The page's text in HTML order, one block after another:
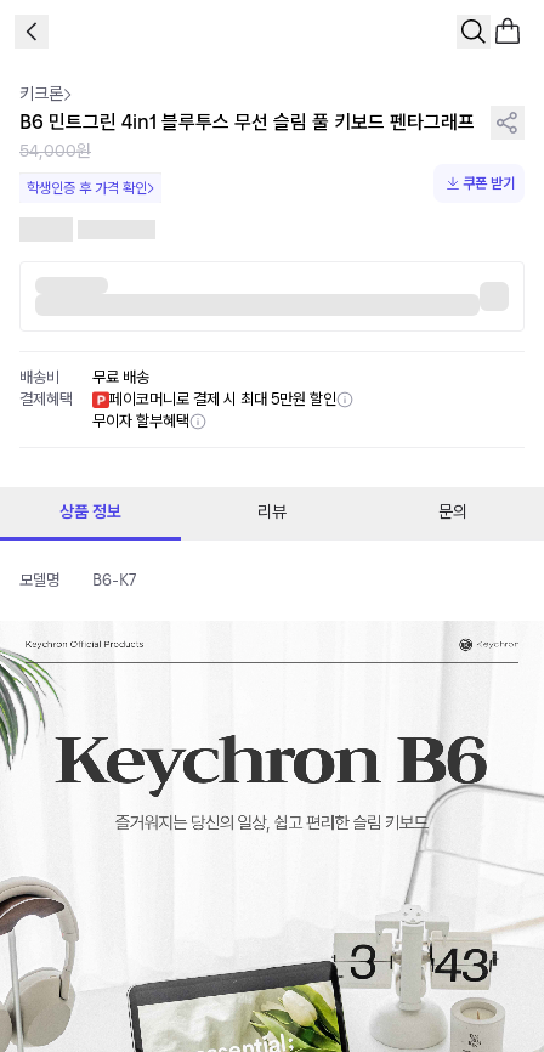
키크론
B6 민트그린 4in1 블루투스 무선 슬림 풀 키보드 펜타그래프
54,000원
학생인증 후 가격 확인 쿠폰 받기
배송비
무료 배송
결제혜택
페이코머니로 결제 시 최대 5만원 할인
무이자 할부혜택
상품 정보 리뷰 문의
모델명 B6-K7